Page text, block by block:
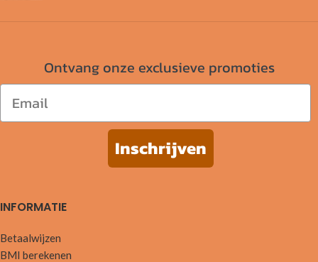
Ontvang onze exclusieve promoties
Email
Inschrijven
INFORMATIE
Betaalwijzen
BMI berekenen